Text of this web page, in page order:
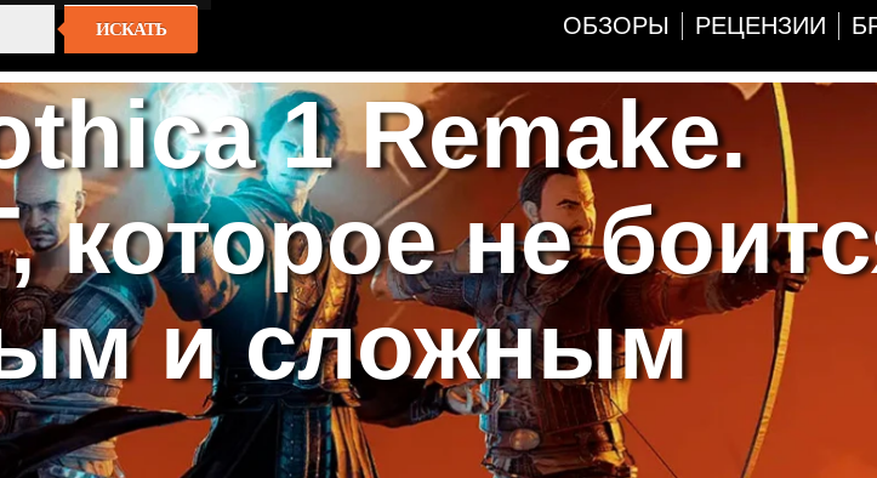
ИСКАТЬ ОБЗОРЫ РЕЦЕНЗИИ
1 Remake.
которое не
и сложным